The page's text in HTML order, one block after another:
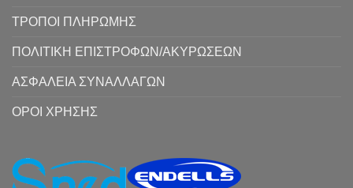
ΤΡΟΠΟΙ ΠΛΗΡΩΜΗΣ
ΠΟΛΙΤΙΚΗ ΕΠΙΣΤΡΟΦΩΝ/ΑΚΥΡΩΣΕΩΝ
ΑΣΦΑΛΕΙΑ ΣΥΝΑΛΛΑΓΩΝ
ΟΡΟΙ ΧΡΗΣΗΣ